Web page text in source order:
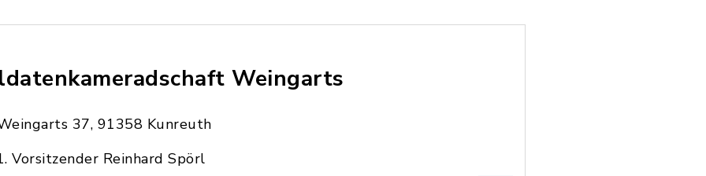
Weingarts
37, 91358 Kunreuth
Vorsitzender Reinhard Spörl